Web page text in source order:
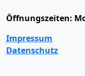
Öffnungszeiten:
Impressum
Datenschutz